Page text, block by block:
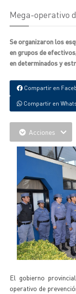
Mega-operativo
Se organizaron los
en grupos de
en determinados y
Compartir en
Compartir en
Acciones
El gobierno
operativo de